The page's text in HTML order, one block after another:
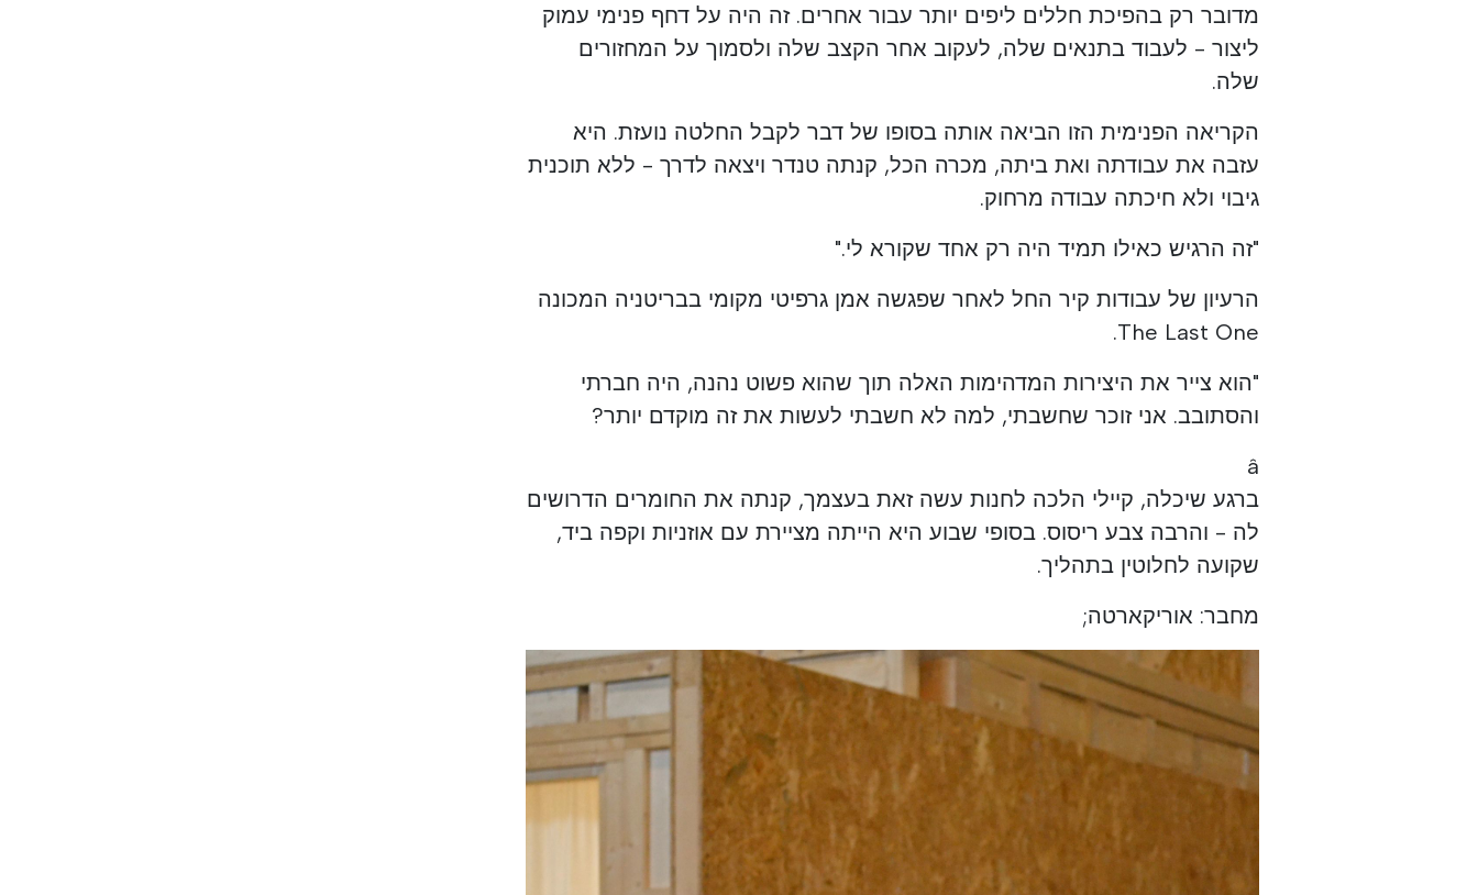
מדובר רק בהפיכת חללים ליפים יותר עבור אחרים. זה היה על דחף פנימי עמוק
ליצור - לעבוד בתנאים שלה, לעקוב אחר הקצב שלה ולסמוך על המחזורים
שלה.
הקריאה הפנימית הזו הביאה אותה בסופו של דבר לקבל החלטה נועזת. היא
עזבה את עבודתה ואת ביתה, מכרה הכל, קנתה טנדר ויצאה לדרך - ללא תוכנית
גיבוי ולא חיכתה עבודה מרחוק.
"זה הרגיש כאילו תמיד היה רק אחד שקורא לי."
הרעיון של עבודות קיר החל לאחר שפגשה אמן גרפיטי מקומי בבריטניה המכונה
The Last One.
"הוא צייר את היצירות המדהימות האלה תוך שהוא פשוט נהנה, היה חברתי
והסתובב. אני זוכר שחשבתי, למה לא חשבתי לעשות את זה מוקדם יותר?
â
ברגע שיכלה, קיילי הלכה לחנות עשה זאת בעצמך, קנתה את החומרים הדרושים
לה - והרבה צבע ריסוס. בסופי שבוע היא הייתה מציירת עם אוזניות וקפה ביד,
שקועה לחלוטין בתהליך.
מחבר: אוריקארטה;